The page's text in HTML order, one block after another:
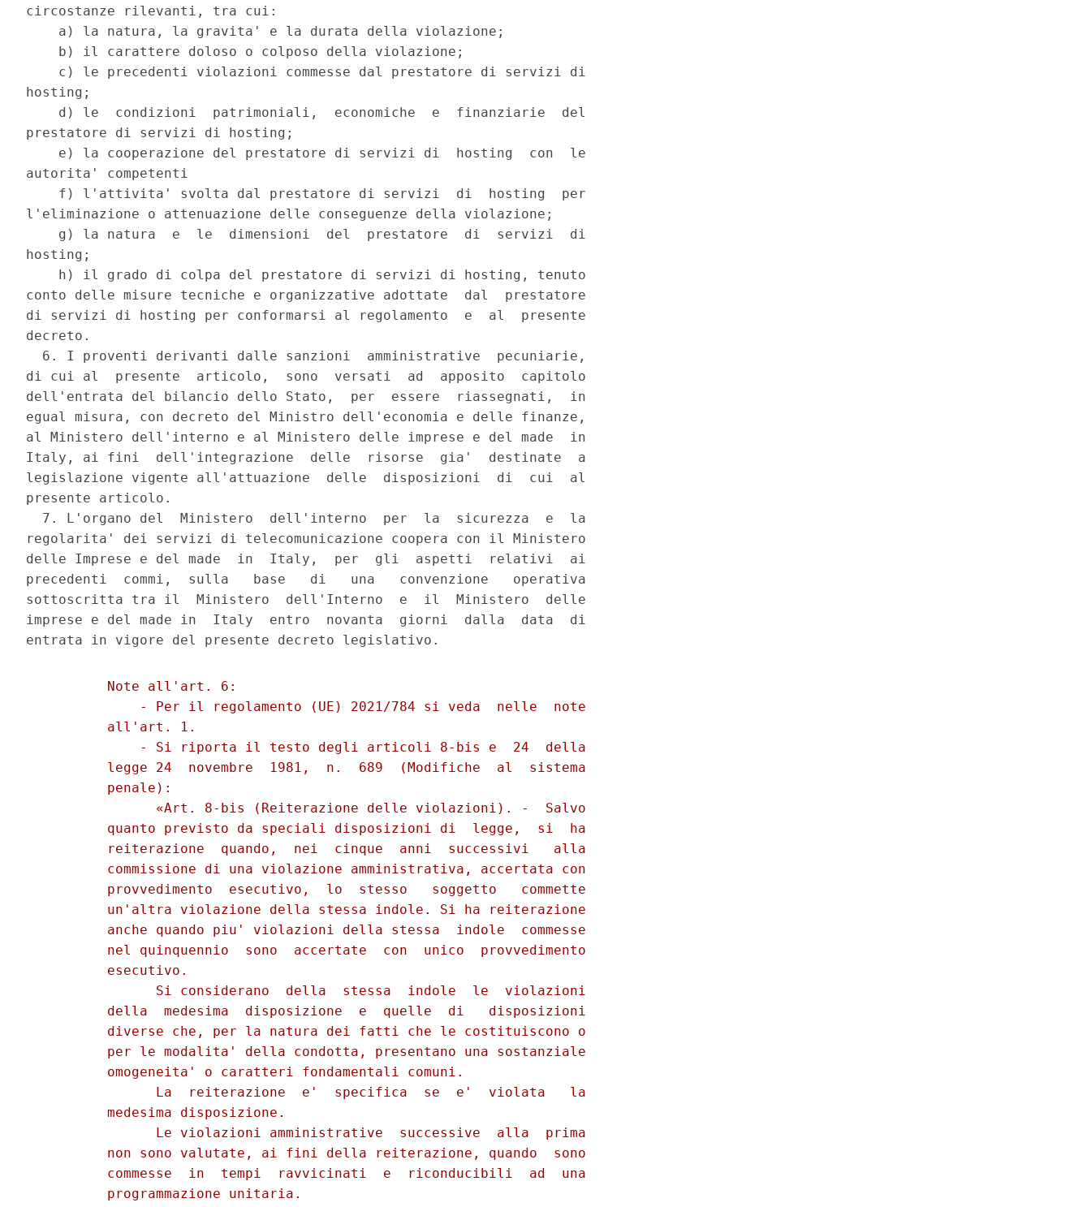
circostanze rilevanti, tra cui:
    a) la natura, la gravita' e la durata della violazione;
    b) il carattere doloso o colposo della violazione;
    c) le precedenti violazioni commesse dal prestatore di servizi di
hosting;
    d) le  condizioni  patrimoniali,  economiche  e  finanziarie  del
prestatore di servizi di hosting;
    e) la cooperazione del prestatore di servizi di  hosting  con  le
autorita' competenti
    f) l'attivita' svolta dal prestatore di servizi  di  hosting  per
l'eliminazione o attenuazione delle conseguenze della violazione;
    g) la natura  e  le  dimensioni  del  prestatore  di  servizi  di
hosting;
    h) il grado di colpa del prestatore di servizi di hosting, tenuto
conto delle misure tecniche e organizzative adottate  dal  prestatore
di servizi di hosting per conformarsi al regolamento  e  al  presente
decreto.
  6. I proventi derivanti dalle sanzioni  amministrative  pecuniarie,
di cui al  presente  articolo,  sono  versati  ad  apposito  capitolo
dell'entrata del bilancio dello Stato,  per  essere  riassegnati,  in
egual misura, con decreto del Ministro dell'economia e delle finanze,
al Ministero dell'interno e al Ministero delle imprese e del made  in
Italy, ai fini  dell'integrazione  delle  risorse  gia'  destinate  a
legislazione vigente all'attuazione  delle  disposizioni  di  cui  al
presente articolo.
  7. L'organo del  Ministero  dell'interno  per  la  sicurezza  e  la
regolarita' dei servizi di telecomunicazione coopera con il Ministero
delle Imprese e del made  in  Italy,  per  gli  aspetti  relativi  ai
precedenti  commi,  sulla   base   di   una   convenzione   operativa
sottoscritta tra il  Ministero  dell'Interno  e  il  Ministero  delle
imprese e del made in  Italy  entro  novanta  giorni  dalla  data  di
          Note all'art. 6:
              - Per il regolamento (UE) 2021/784 si veda  nelle  note
          all'art. 1.
              - Si riporta il testo degli articoli 8-bis e  24  della
          legge 24  novembre  1981,  n.  689  (Modifiche  al  sistema
          penale):
                «Art. 8-bis (Reiterazione delle violazioni). -  Salvo
          quanto previsto da speciali disposizioni di  legge,  si  ha
          reiterazione  quando,  nei  cinque  anni  successivi   alla
          commissione di una violazione amministrativa, accertata con
          provvedimento  esecutivo,  lo  stesso   soggetto   commette
          un'altra violazione della stessa indole. Si ha reiterazione
          anche quando piu' violazioni della stessa  indole  commesse
          nel quinquennio  sono  accertate  con  unico  provvedimento
          esecutivo.
                Si considerano  della  stessa  indole  le  violazioni
          della  medesima  disposizione  e  quelle  di   disposizioni
          diverse che, per la natura dei fatti che le costituiscono o
          per le modalita' della condotta, presentano una sostanziale
          omogeneita' o caratteri fondamentali comuni.
                La  reiterazione  e'  specifica  se  e'  violata   la
          medesima disposizione.
                Le violazioni amministrative  successive  alla  prima
          non sono valutate, ai fini della reiterazione, quando  sono
          commesse  in  tempi  ravvicinati  e  riconducibili  ad  una
          programmazione unitaria.